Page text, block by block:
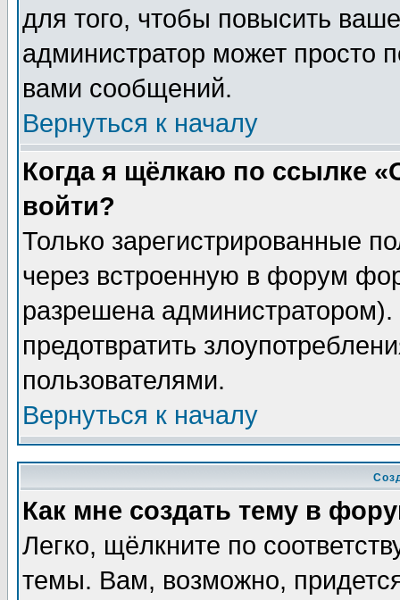
для того, чтобы повысить
администратор может просто
вами сообщений.
Вернуться к началу
Когда я щёлкаю по ссылке
войти?
Только зарегистрированные
через встроенную в форум
разрешена
предотвратить
пользователями.
Вернуться к началу
Как мне создать тему в
Легко, щёлкните по
темы. Вам, возможно,